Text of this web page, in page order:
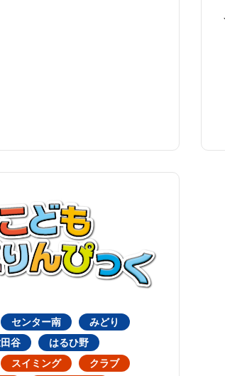
センター南
みどり
谷
はるひ野
スイミング
クラブ